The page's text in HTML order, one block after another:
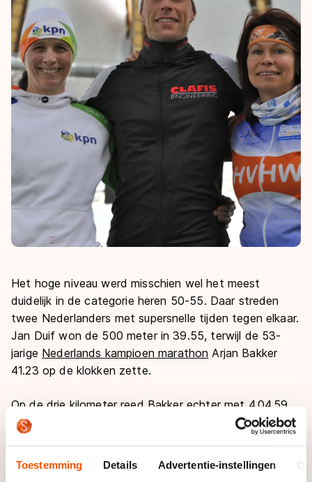
Toestemming Details Advertentie-instellingen
Livestreams
Word schaatsfan!
Winacties
Medaille overzicht
Medaillespiegel
Olympische uitslagen
Van Jong tot Goud verhalen
Het hoge niveau werd misschien wel het meest
duidelijk in de categorie heren 50-55. Daar streden
twee Nederlanders met supersnelle tijden tegen elkaar.
Jan Duif won de 500 meter in 39.55, terwijl de 53-
jarige Nederlands kampioen marathon Arjan Bakker
41.23 op de klokken zette.
Op de drie kilometer reed Bakker echter met 4.04.59
een wereldrecord en zo halveerde hij de achterstand
op zijn concurrent. Op de 1500 meter pakte Duif weer
seconden sneller te zijn dan zijn landgenoot.